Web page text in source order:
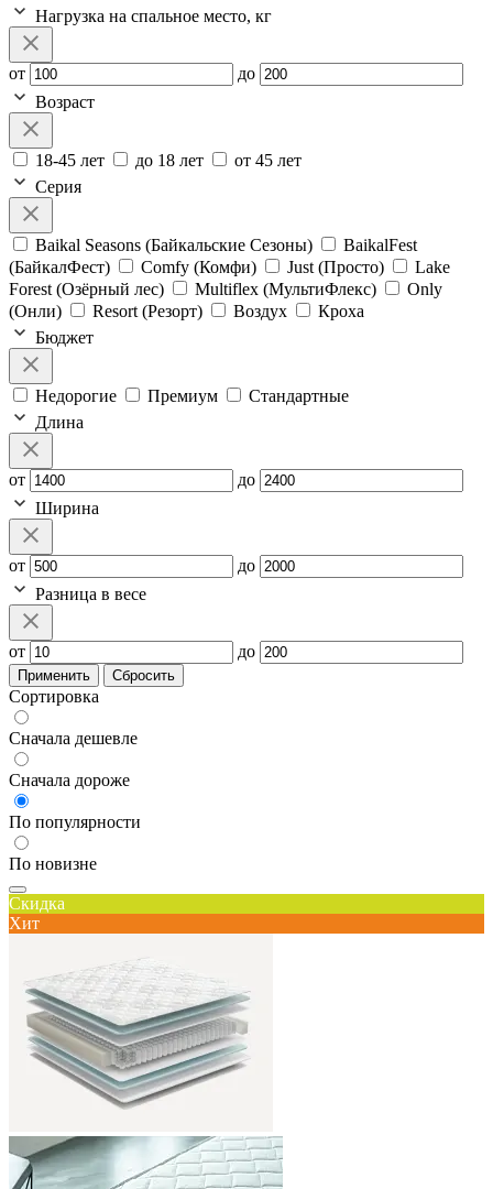
Нагрузка на спальное место, кг
от
до
Возраст
18-45 лет до 18 лет
от 45 лет
Серия
Baikal Seasons (Байкальские Сезоны)
BaikalFest
(БайкалФест)
Comfy (Комфи) Just (Просто)
Lake
Forest (Озёрный лес)
Multiflex (МультиФлекс)
Only
(Онли)
Resort (Резорт) Воздух
Кроха
Бюджет
Недорогие Премиум
Стандартные
Длина
от
до
Ширина
от
до
Разница в весе
от до
Применить Сбросить
Сортировка
Сначала дешевле
Сначала дороже
По популярности
По новизне
Скидка
Хит